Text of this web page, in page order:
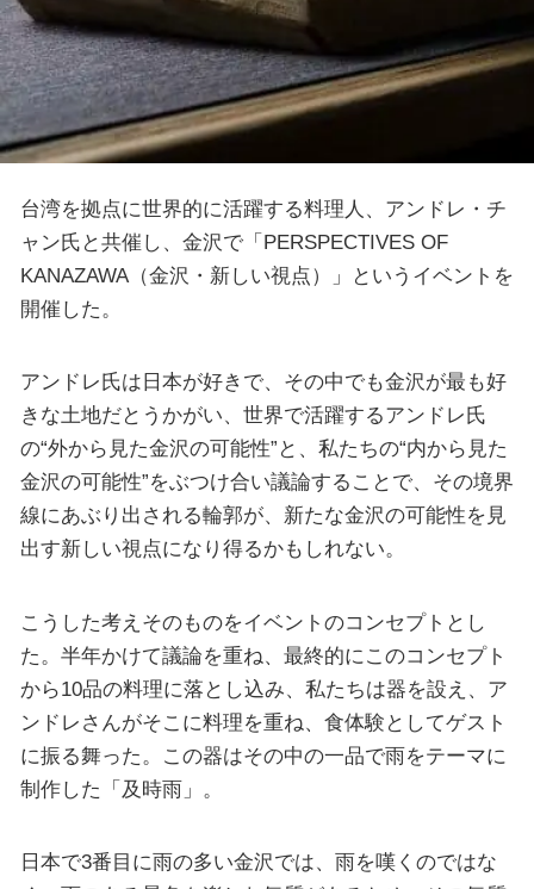
台湾を拠点に世界的に活躍する料理人、アンドレ・チ
ャン氏と共催し、金沢で「PERSPECTIVES OF
KANAZAWA（金沢・新しい視点）」というイベントを
開催した。
アンドレ氏は日本が好きで、その中でも金沢が最も好
きな土地だとうかがい、世界で活躍するアンドレ氏
の“外から見た金沢の可能性”と、私たちの“内から見た
金沢の可能性”をぶつけ合い議論することで、その境界
線にあぶり出される輪郭が、新たな金沢の可能性を見
出す新しい視点になり得るかもしれない。
こうした考えそのものをイベントのコンセプトとし
た。半年かけて議論を重ね、最終的にこのコンセプト
から10品の料理に落とし込み、私たちは器を設え、ア
ンドレさんがそこに料理を重ね、食体験としてゲスト
に振る舞った。この器はその中の一品で雨をテーマに
制作した「及時雨」。
日本で3番目に雨の多い金沢では、雨を嘆くのではな